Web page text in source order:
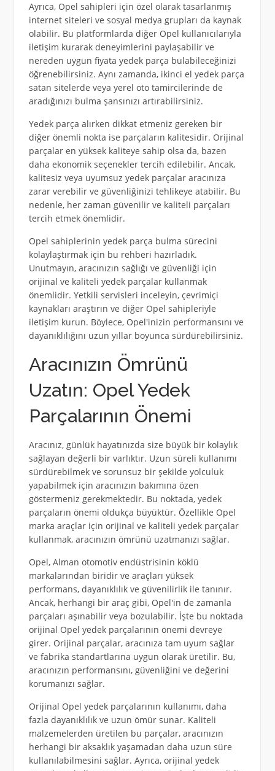
Ayrıca, Opel sahipleri için özel olarak tasarlanmış
internet siteleri ve sosyal medya grupları da kaynak
olabilir. Bu platformlarda diğer Opel kullanıcılarıyla
iletişim kurarak deneyimlerini paylaşabilir ve
nereden uygun fiyata yedek parça bulabileceğinizi
öğrenebilirsiniz. Aynı zamanda, ikinci el yedek parça
satan sitelerde veya yerel oto tamircilerinde de
aradığınızı bulma şansınızı artırabilirsiniz.
Yedek parça alırken dikkat etmeniz gereken bir
diğer önemli nokta ise parçaların kalitesidir. Orijinal
parçalar en yüksek kaliteye sahip olsa da, bazen
daha ekonomik seçenekler tercih edilebilir. Ancak,
kalitesiz veya uyumsuz yedek parçalar aracınıza
zarar verebilir ve güvenliğinizi tehlikeye atabilir. Bu
nedenle, her zaman güvenilir ve kaliteli parçaları
tercih etmek önemlidir.
Opel sahiplerinin yedek parça bulma sürecini
kolaylaştırmak için bu rehberi hazırladık.
Unutmayın, aracınızın sağlığı ve güvenliği için
orijinal ve kaliteli yedek parçalar kullanmak
önemlidir. Yetkili servisleri inceleyin, çevrimiçi
kaynakları araştırın ve diğer Opel sahipleriyle
iletişim kurun. Böylece, Opel'inizin performansını ve
dayanıklılığını uzun yıllar boyunca sürdürebilirsiniz.
Aracınızın Ömrünü
Uzatın: Opel Yedek
Parçalarının Önemi
Aracınız, günlük hayatınızda size büyük bir kolaylık
sağlayan değerli bir varlıktır. Uzun süreli kullanımı
sürdürebilmek ve sorunsuz bir şekilde yolculuk
yapabilmek için aracınızın bakımına özen
göstermeniz gerekmektedir. Bu noktada, yedek
parçaların önemi oldukça büyüktür. Özellikle Opel
marka araçlar için orijinal ve kaliteli yedek parçalar
kullanmak, aracınızın ömrünü uzatmanızı sağlar.
Opel, Alman otomotiv endüstrisinin köklü
markalarından biridir ve araçları yüksek
performans, dayanıklılık ve güvenilirlik ile tanınır.
Ancak, herhangi bir araç gibi, Opel'in de zamanla
parçaları aşınabilir veya bozulabilir. İşte bu noktada
orijinal Opel yedek parçalarının önemi devreye
girer. Orijinal parçalar, aracınıza tam uyum sağlar
ve fabrika standartlarına uygun olarak üretilir. Bu,
aracınızın performansını, güvenliğini ve değerini
korumanızı sağlar.
Orijinal Opel yedek parçalarının kullanımı, daha
fazla dayanıklılık ve uzun ömür sunar. Kaliteli
malzemelerden üretilen bu parçalar, aracınızın
herhangi bir aksaklık yaşamadan daha uzun süre
kullanılabilmesini sağlar. Ayrıca, orijinal yedek